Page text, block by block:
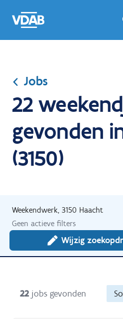
naar
een
een
job
naar
Jobs
22
gevonden
(3150)
Weekendwerk, 3150 Haacht
Geen actieve filters
Wijzig
22 jobs gevonden